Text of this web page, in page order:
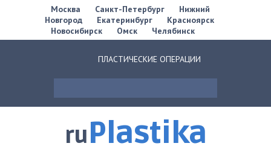
Москва Санкт-Петербург
Нижний
Новгород
Екатеринбург
Красноярск
Новосибирск
Омск Челябинск
ПЛАСТИЧЕСКИЕ ОПЕРАЦИИ
ruPlastika